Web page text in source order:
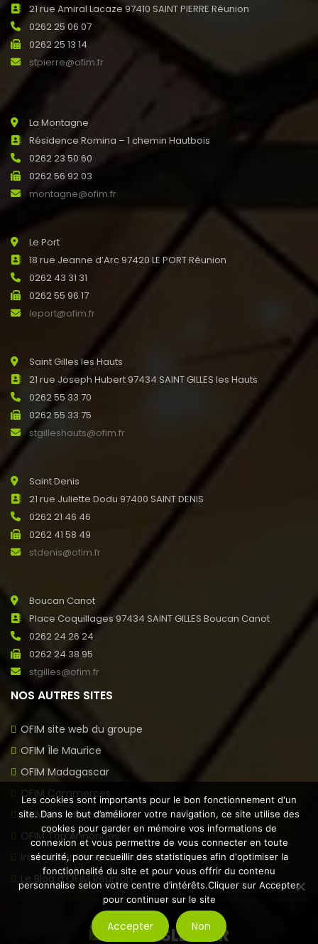
21 rue Amiral Lacaze 97410 SAINT PIERRE Réunion
0262 25 06 07
0262 25 13 14
stpierre@ofim.fr
La Montagne
Résidence Romina – 1 chemin Hautbois
0262 23 50 60
0262 56 92 03
montagne@ofim.fr
Le Port
18 rue Jeanne d’Arc 97420 LE PORT Réunion
0262 43 31 31
0262 55 96 17
leport@ofim.fr
Saint Gilles les Hauts
21 rue Joseph Hubert 97434 SAINT GILLES les Hauts
0262 55 33 70
0262 55 33 75
stgilleshauts@ofim.fr
Saint Denis
21 rue Juliette Dodu 97400 SAINT DENIS
0262 21 46 46
0262 41 58 49
stdenis@ofim.fr
Boucan Canot
Place Coquillages 97434 SAINT GILLES Boucan Canot
0262 24 26 24
0262 24 38 95
stgilles@ofim.fr
NOS AUTRES SITES
OFIM site web du groupe
OFIM Île Maurice
OFIM Madagascar
OFIM Commerces
OFIM Annonces Vidéos
OFIM Top Annonces
Immobilier Ouest la Réunion
Le Blog d’OFIM Réunion
NEWSLETTER
Les cookies sont importants pour le bon fonctionnement d'un
site. Dans le but d’améliorer votre navigation, ce site utilise des
cookies pour garder en mémoire vos informations de
connexion et vous permettre de vous connecter en toute
sécurité, pour recueillir des statistiques afin d'optimiser la
fonctionnalité du site et pour vous offrir du contenu
personnalise selon votre centre d’intérêts.Cliquer sur Accepter
pour continuer sur le site
Accepter Non